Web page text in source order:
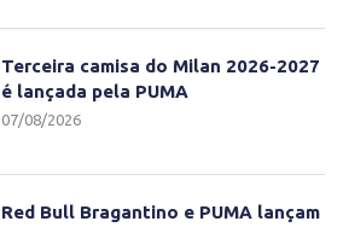
Terceira camisa do Milan 2026-2027
é lançada pela PUMA
07/08/2026
Red Bull Bragantino e PUMA lançam